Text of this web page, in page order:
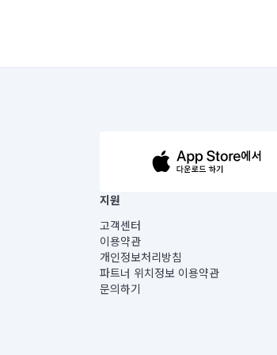
지원
고객센터
이용약관
개인정보처리방침
파트너 위치정보 이용약관
문의하기